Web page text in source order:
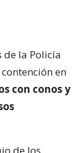
de la Policía
en
con conos y